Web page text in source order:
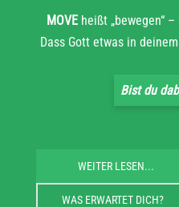
MOVE heißt „bewegen“
Dass Gott etwas in
Bist du
WEITER LESEN...
WAS ERWARTET DICH?